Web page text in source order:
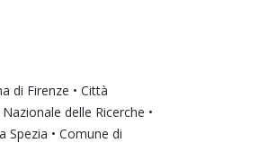
di Firenze • Città
delle Ricerche •
Spezia • Comune di